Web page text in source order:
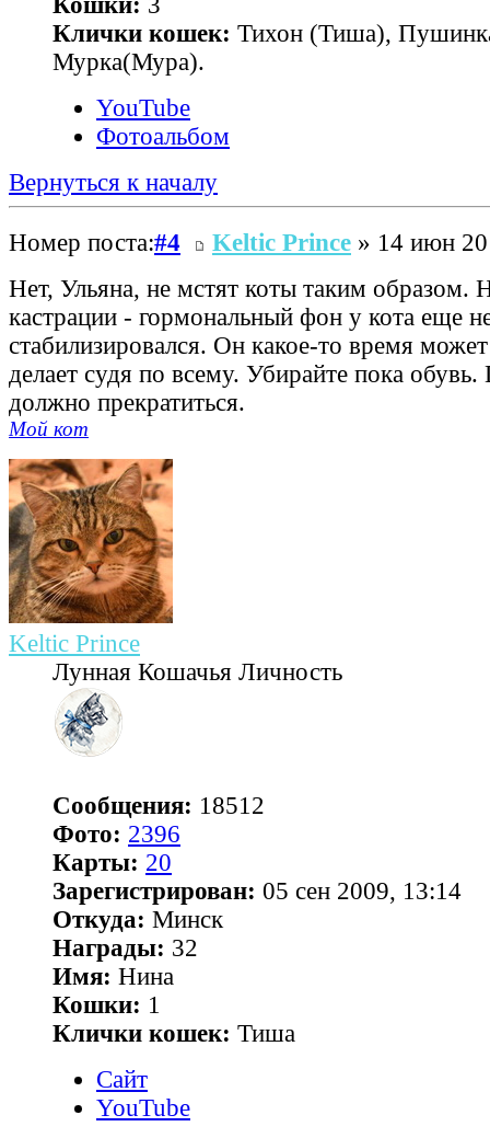
Клички кошек: Тихон (Тиша),
Мурка(Мура).
YouTube
Фотоальбом
Вернуться к началу
Номер поста:#4 Keltic Prince » 14 июн
Нет, Ульяна, не мстят коты таким образом.
кастрации - гормональный фон у кота еще
стабилизировался. Он какое-то время
делает судя по всему. Убирайте пока
должно прекратиться.
Мой кот
Keltic Prince
Лунная Кошачья Личность
Сообщения: 18512
Фото: 2396
Карты: 20
Зарегистрирован: 05 сен 2009, 13:14
Откуда: Минск
Награды: 32
Имя: Нина
Кошки: 1
Клички кошек: Тиша
Сайт
YouTube